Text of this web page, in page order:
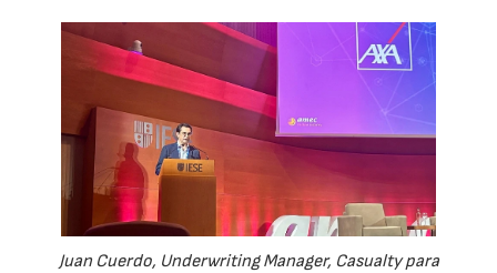
Juan Cuerdo, Underwriting Manager, Casualty para